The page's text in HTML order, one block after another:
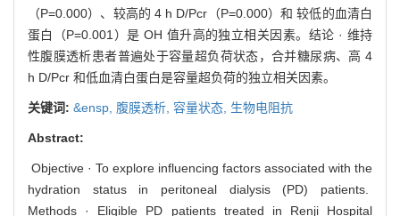
（P=0.000）、较高的 4 h D/Pcr（P=0.000）和 较低的血清白
蛋白（P=0.001）是 OH 值升高的独立相关因素。结论 · 维持
性腹膜透析患者普遍处于容量超负荷状态，合并糖尿病、高 4
h D/Pcr 和低血清白蛋白是容量超负荷的独立相关因素。
关键词: &ensp, 腹膜透析, 容量状态, 生物电阻抗
Abstract:
Objective · To explore influencing factors associated with the
hydration status in peritoneal dialysis (PD) patients.
Methods · Eligible PD patients treated in Renji Hospital